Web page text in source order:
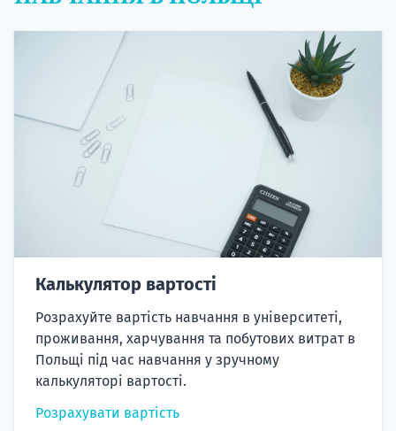
Калькулятор вартості
Розрахуйте вартість навчання в університеті,
проживання, харчування та побутових витрат в
Польщі під час навчання у зручному
калькуляторі вартості.
Розрахувати вартість